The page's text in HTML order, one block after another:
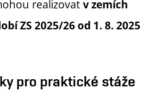
realizovat v zemích
ZS 2025/26 od 1. 8. 2025
pro praktické stáže